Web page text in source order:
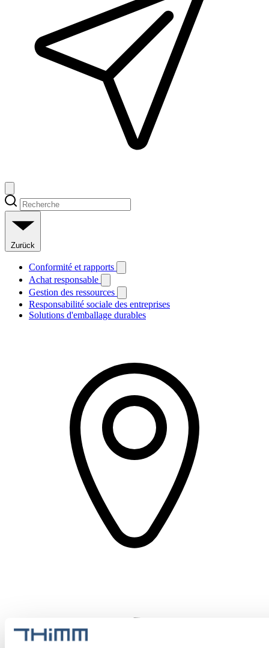
Zurück
Conformité et rapports
Achat responsable
Gestion des ressources
Responsabilité sociale des entreprises
Solutions d'emballage durables